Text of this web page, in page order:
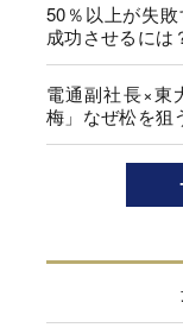
50％以上が失
成功させるには
電通副社長×東
梅」なぜ松を狙